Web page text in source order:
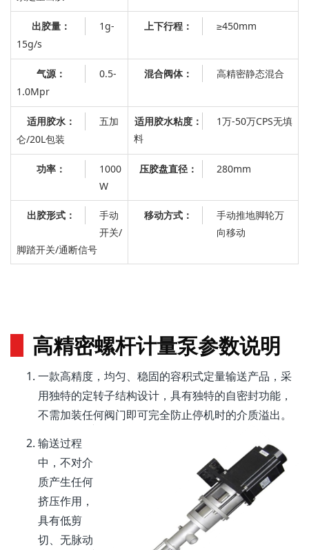
出胶量：
1g-
15g/s
上下行程： ≥450mm
气源：
0.5-
1.0Mpr
混合阀体： 高精密静态混合
适用胶水：
五加
仑/20L包装
适用胶水粘度：
1万-50万CPS无填
料
功率：
1000
W
压胶盘直径： 280mm
出胶形式：
手动
开关/
脚踏开关/通断信号
移动方式：
手动推地脚轮万
向移动
高精密螺杆计量泵参数说明
一款高精度，均匀、稳固的容积式定量输送产品， 采
用独特的定转子结构设计，具有独特的自密封功能，
不需加装任何阀门即可完全防止停机时的介质溢出。
输送过程
中，不对介
质产生任何
挤压作用，
具有低剪
切、无脉动